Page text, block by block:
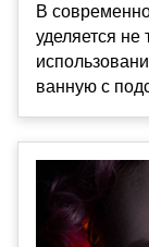
В
уделяется не
ванную с